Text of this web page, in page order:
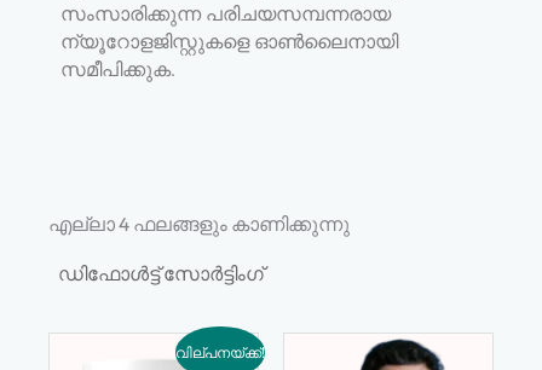
സംസാരിക്കുന്ന പരിചയസമ്പന്നരായ
ന്യൂറോളജിസ്റ്റുകളെ ഓൺലൈനായി
സമീപിക്കുക.
എല്ലാ 4 ഫലങ്ങളും കാണിക്കുന്നു
വില്പനയ്ക്ക്!